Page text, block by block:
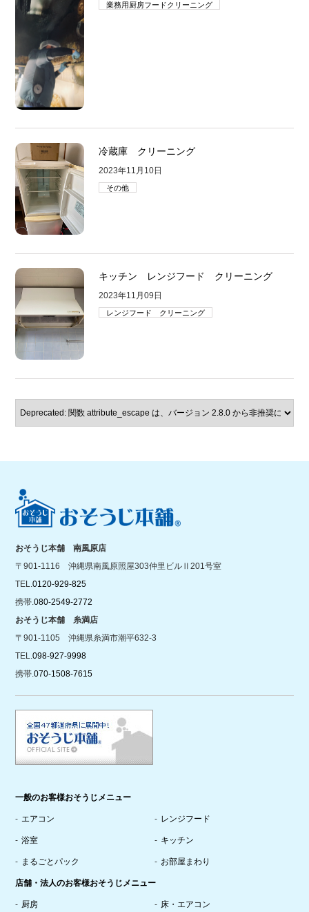
業務用厨房フードクリーニング
冷蔵庫 クリーニング
2023年11月10日
その他
キッチン レンジフード クリーニング
2023年11月09日
レンジフード クリーニング
おそうじ本舗 南風原店
〒901-1116 沖縄県南風原照屋303仲里ビルⅡ201号室
TEL.0120-929-825
携帯.080-2549-2772
おそうじ本舗 糸満店
〒901-1105 沖縄県糸満市潮平632-3
TEL.098-927-9998
携帯.070-1508-7615
一般のお客様おそうじメニュー
エアコン レンジフード
浴室 キッチン
まるごとパック お部屋まわり
店舗・法人のお客様おそうじメニュー
厨房 床・エアコン